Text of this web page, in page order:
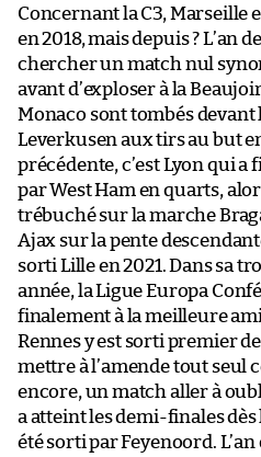
Concernant la C3, Marseille
en 2018, mais depuis ? L’an
chercher un match nul
avant d’exploser à la
Monaco sont tombés devant
Leverkusen aux tirs au but
précédente, c’est Lyon qui
par West Ham en quarts,
trébuché sur la marche
Ajax sur la pente
sorti Lille en 2021. Dans sa
année, la Ligue Europa
finalement à la meilleure
Rennes y est sorti premier
mettre à l’amende tout seul
encore, un match aller à
a atteint les demi-finales
été sorti par Feyenoord. L’an